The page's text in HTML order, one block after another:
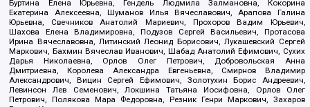
Буртина Елена Юрьевна, Гендель Людмила Залмановна, Кокорина
Екатерина Алексеевна, Шуманов Илья Вячеславович, Арапова Галина
Юрьевна, Свечников Анатолий Мариевич, Прохоров Вадим Юрьевич,
Шахова Елена Владимировна, Подузов Сергей Васильевич, Протасова
Ирина Вячеславовна, Литинский Леонид Борисович, Лукашевский Сергей
Маркович, Бахмин Вячеслав Иванович, Шабад Анатолий Ефимович, Сухих
Дарья Николаевна, Орлов Олег Петрович, Добровольская Анна
Дмитриевна, Королева Александра Евгеньевна, Смирнов Владимир
Александрович, Вицин Сергей Ефимович, Золотухин Борис Андреевич,
Левинсон Лев Семенович, Локшина Татьяна Иосифовна, Орлов Олег
Петрович, Полякова Мара Федоровна, Резник Генри Маркович, Захаров